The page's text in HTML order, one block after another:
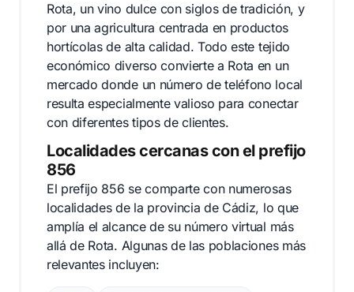
Rota, un vino dulce con siglos de tradición, y
por una agricultura centrada en productos
hortícolas de alta calidad. Todo este tejido
económico diverso convierte a Rota en un
mercado donde un número de teléfono local
resulta especialmente valioso para conectar
con diferentes tipos de clientes.
Localidades cercanas con el prefijo
856
El prefijo 856 se comparte con numerosas
localidades de la provincia de Cádiz, lo que
amplía el alcance de su número virtual más
allá de Rota. Algunas de las poblaciones más
relevantes incluyen: